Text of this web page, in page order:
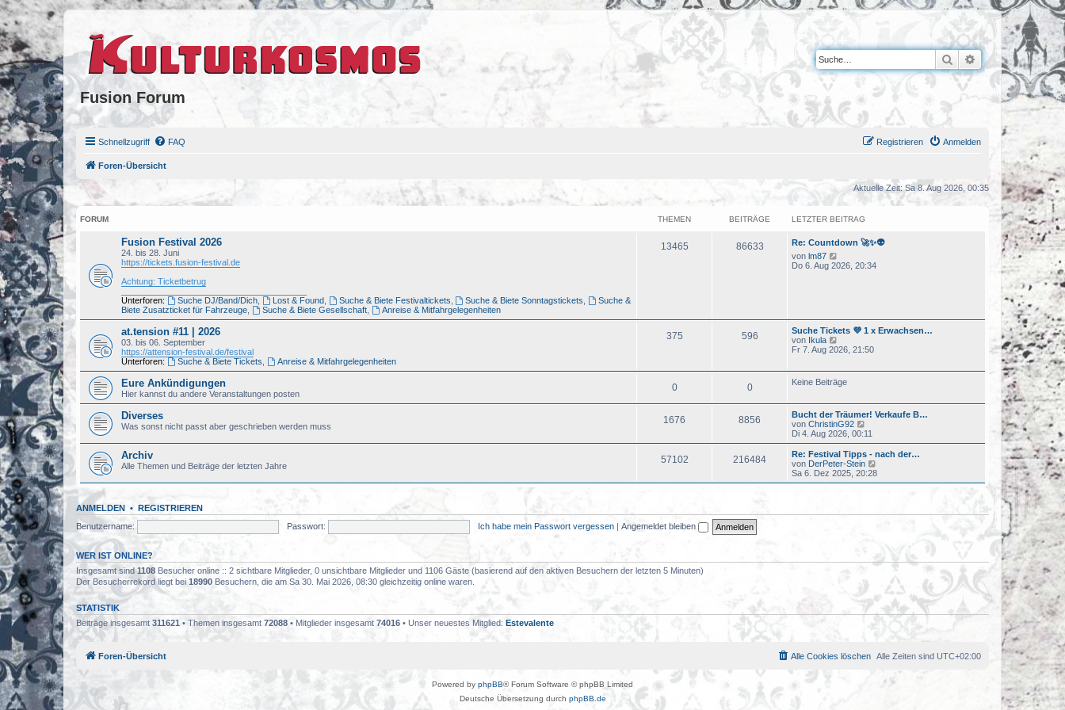
Fusion Forum
Suche Erweiterte Suche
Schnellzugriff FAQ Anmelden
Registrieren
Foren-Übersicht
Aktuelle Zeit: Sa 8. Aug 2026, 00:35
FORUM THEMEN BEITRÄGE LETZTER BEITRAG
Fusion Festival 2026
24. bis 28. Juni
https://tickets.fusion-festival.de
Achtung: Ticketbetrug
Unterforen:
Suche DJ/Band/Dich, Lost & Found, Suche & Biete Festivaltickets Suche & Biete Sonntagstickets
Suche &
Biete Zusatzticket für Fahrzeuge
Suche & Biete Gesellschaft, Anreise & Mitfahrgelegenheiten
13465 86633
Re: Countdown 🚀✨👽
von lm87
e
r
B
i
r
a
g
Do 6. Aug 2026, 20:34
at.tension #11 | 2026
03. bis 06. September
https://attension-festival.de/festival
Unterforen:
Suche & Biete Tickets Anreise & Mitfahrgelegenheiten
375 596
Suche Tickets 💜 1 x Erwachsen…
von Ikula
e
t
r
B
e
i
t
r
a
g
Fr 7. Aug 2026, 21:50
Eure Ankündigungen
Hier kannst du andere Veranstaltungen posten
0 0 Keine Beiträge
Diverses
Was sonst nicht passt aber geschrieben werden muss
1676 8856
Bucht der Träumer! Verkaufe B…
von ChristinG92
e
u
e
s
t
i
Di 4. Aug 2026, 00:11
Archiv
Alle Themen und Beiträge der letzten Jahre
57102 216484
Re: Festival Tipps - nach der…
von DerPeter-Stein
e
u
t
g
Sa 6. Dez 2025, 20:28
ANMELDEN • REGISTRIEREN
Benutzername:
Passwort: Ich habe mein Passwort vergessen | Angemeldet bleiben
WER IST ONLINE?
Insgesamt sind1108 Besucher online :: 2 sichtbare Mitglieder, 0 unsichtbare Mitglieder und 1106 Gäste (basierend auf den aktiven Besuchern der letzten 5 Minuten)
Der Besucherrekord liegt bei 18990 Besuchern, die am Sa 30. Mai 2026, 08:30 gleichzeitig online waren.
STATISTIK
Beiträge insgesamt 311621 • Themen insgesamt 72088 • Mitglieder insgesamt 74016 • Unser neuestes Mitglied: Estevalente
Foren-Übersicht Alle Zeiten sind UTC+02:00
Alle Cookies löschen
Powered by phpBB® Forum Software © phpBB Limited
Deutsche Übersetzung durch phpBB.de